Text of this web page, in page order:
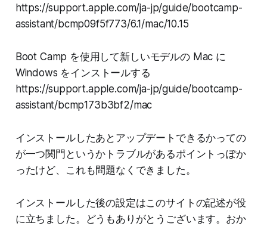
https://support.apple.com/ja-jp/guide/bootcamp-
assistant/bcmp09f5f773/6.1/mac/10.15
Boot Camp を使用して新しいモデルの Mac に
Windows をインストールする
https://support.apple.com/ja-jp/guide/bootcamp-
assistant/bcmp173b3bf2/mac
インストールしたあとアップデートできるかっての
が一つ関門というかトラブルがあるポイントっぽか
ったけど、これも問題なくできました。
インストールした後の設定はこのサイトの記述が役
に立ちました。どうもありがとうございます。おか